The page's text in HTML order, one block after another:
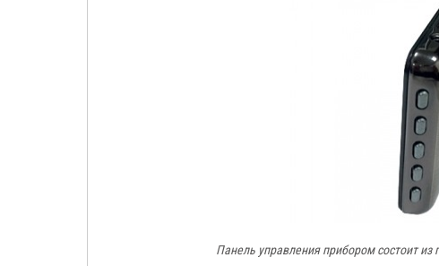
Панель управления прибором состоит